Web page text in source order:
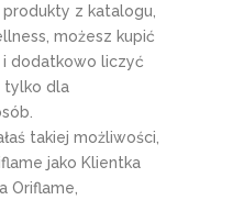
z katalogu,
możesz kupić
i dodatkowo liczyć
tylko dla
takiej możliwości,
jako Klientka
Oriflame,